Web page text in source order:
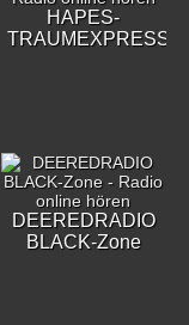
HAPES-
TRAUMEXPRESS
DEEREDRADIO
BLACK-Zone